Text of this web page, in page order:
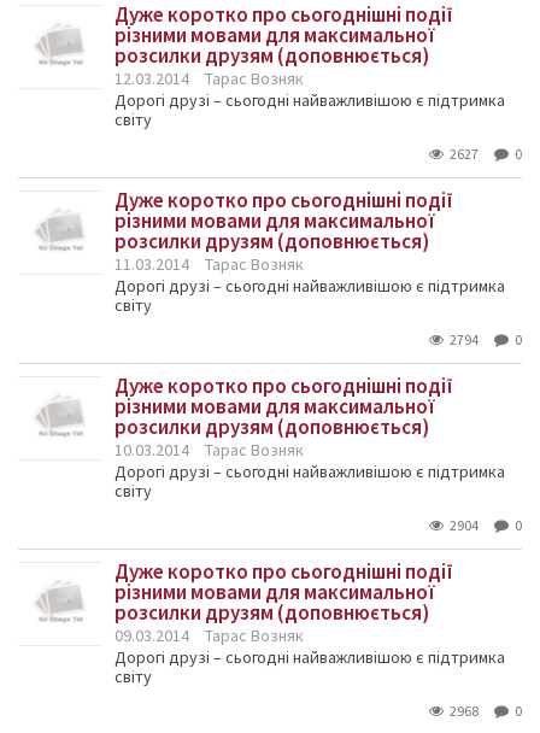
Дуже коротко про сьогоднішні події
різними мовами для максимальної
розсилки друзям (доповнюється)
12.03.2014
Тарас Возняк
Дорогі друзі – сьогодні найважливішою є підтримка
світу
2627 0
Дуже коротко про сьогоднішні події
різними мовами для максимальної
розсилки друзям (доповнюється)
11.03.2014
Тарас Возняк
Дорогі друзі – сьогодні найважливішою є підтримка
світу
2794 0
Дуже коротко про сьогоднішні події
різними мовами для максимальної
розсилки друзям (доповнюється)
10.03.2014
Тарас Возняк
Дорогі друзі – сьогодні найважливішою є підтримка
світу
2904 0
Дуже коротко про сьогоднішні події
різними мовами для максимальної
розсилки друзям (доповнюється)
09.03.2014
Тарас Возняк
Дорогі друзі – сьогодні найважливішою є підтримка
світу
2968 0